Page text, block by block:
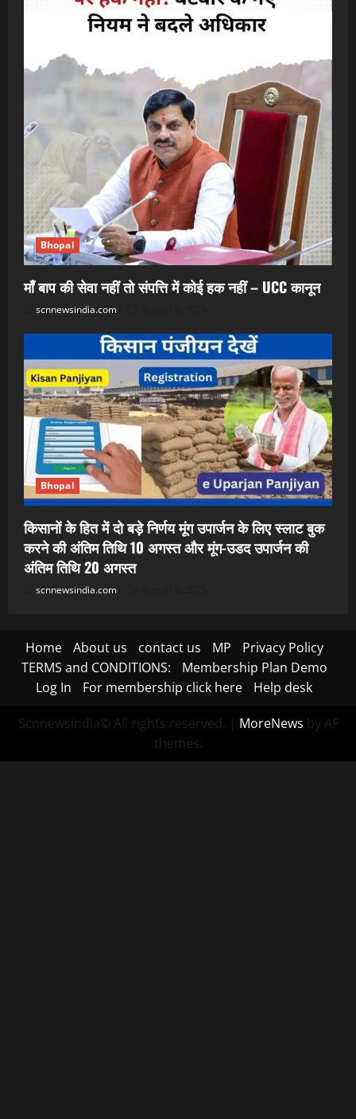
Bhopal
माँ बाप की सेवा नहीं तो संपत्ति में कोई हक नहीं – UCC कानून
scnnewsindia.com
Bhopal
किसानों के हित में दो बड़े निर्णय मूंग उपार्जन के लिए स्लाट बुक
करने की अंतिम तिथि 10 अगस्त और मूंग-उडद उपार्जन की
अंतिम तिथि 20 अगस्त
scnnewsindia.com
Home About us contact us MP
Privacy Policy
TERMS and CONDITIONS:
Membership Plan Demo
Log In
For membership click here Help desk
Scnnewsindia© All rights reserved. | MoreNews by AF
themes.